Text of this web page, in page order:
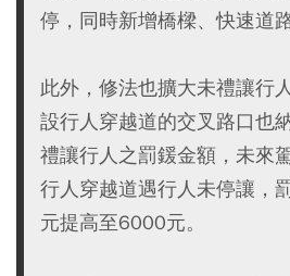
停，同時新增橋樑、快速道
此外，修法也擴大未禮讓行
設行人穿越道的交叉路口也
禮讓行人之罰鍰金額，未來
行人穿越道遇行人未停讓，
元提高至6000元。